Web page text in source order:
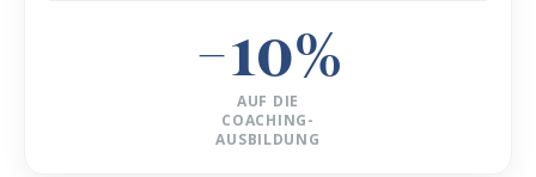
−10%
AUF DIE
COACHING-
AUSBILDUNG